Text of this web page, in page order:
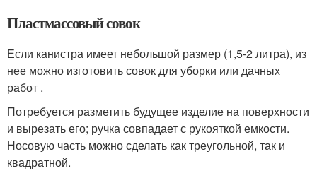
Пластмассовый совок
Если канистра имеет небольшой размер (1,5-2 литра), из
нее можно изготовить совок для уборки или дачных
работ .
Потребуется разметить будущее изделие на поверхности
и вырезать его; ручка совпадает с рукояткой емкости.
Носовую часть можно сделать как треугольной, так и
квадратной.